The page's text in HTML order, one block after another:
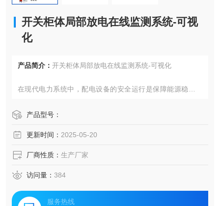
开关柜体局部放电在线监测系统-可视
化
产品简介： 开关柜体局部放电在线监测系统-可视化
在现代电力系统中，配电设备的安全运行是保障能源稳定供
能监测技术正在悄然改变传统运维模式。该技术通过多维感
管理体系，有效预防潜在故障，提升电网运行可靠性。
产品型号：
更新时间： 2025-05-20
厂商性质： 生产厂家
访问量： 384
服务热线